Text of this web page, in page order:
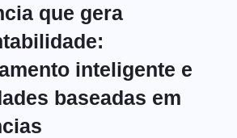
que gera
inteligente e
baseadas em